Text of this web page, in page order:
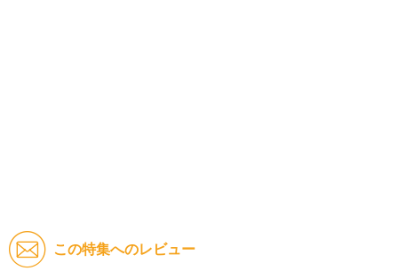
この特集へのレビュー